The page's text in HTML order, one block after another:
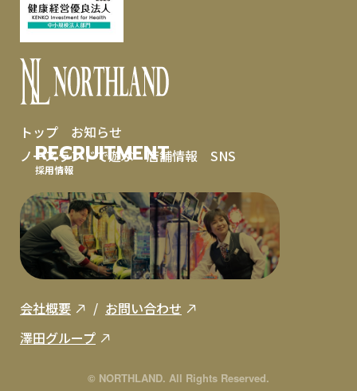
トップ
お知らせ
ノースランドで遊ぶ
店舗情報 SNS
RECRUITMENT
採用情報
会社概要
お問い合わせ
澤田グループ
© NORTHLAND. All Rights Reserved.